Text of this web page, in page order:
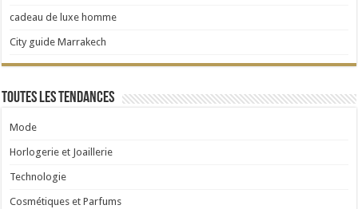
cadeau de luxe homme
City guide Marrakech
Toutes les tendances
Mode
Horlogerie et Joaillerie
Technologie
Cosmétiques et Parfums